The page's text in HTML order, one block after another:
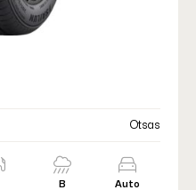
Otsas
B Auto